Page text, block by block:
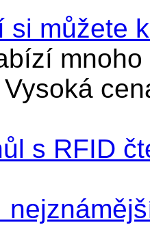
si můžete
s RFID